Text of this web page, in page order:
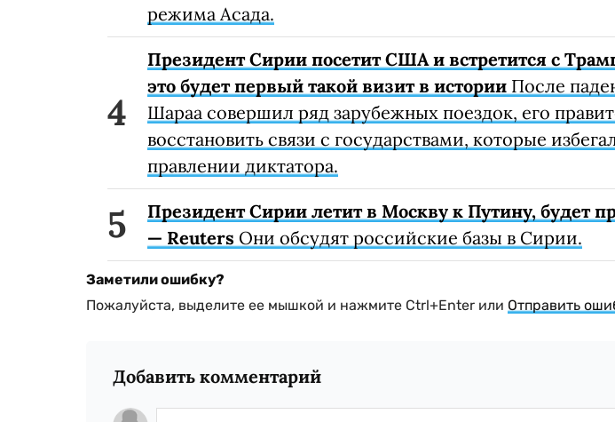
режима Асада.
Президент Сирии посетит США и встретится с
это будет первый такой визит в истории После
Шараа совершил ряд зарубежных поездок, его
восстановить связи с государствами, которые
правлении диктатора.
Президент Сирии летит в Москву к Путину, будет
— Reuters Они обсудят российские базы в Сирии.
Заметили ошибку?
Пожалуйста, выделите ее мышкой и нажмите Ctrl+Enter или Отправить
Добавить комментарий